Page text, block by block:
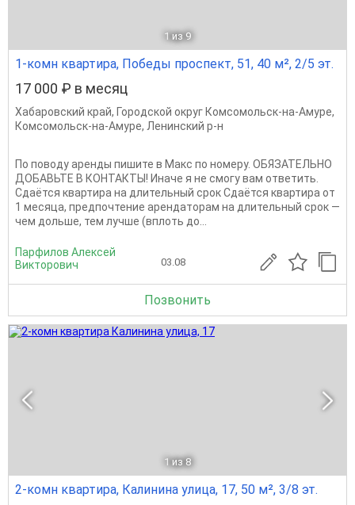
1 из 9
1-комн квартира, Победы проспект, 51, 40 м², 2/5 эт.
17 000 ₽ в месяц
Хабаровский край, Городской округ Комсомольск-на-Амуре,
Комсомольск-на-Амуре, Ленинский р-н
По поводу аренды пишите в Макс по номеру. ОБЯЗАТЕЛЬНО
ДОБАВЬТЕ В КОНТАКТЫ! Иначе я не смогу вам ответить.
Сдаётся квартира на длительный срок Сдаётся квартира от
1 месяца, предпочтение арендаторам на длительный срок —
чем дольше, тем лучше (вплоть до...
Парфилов Алексей
Викторович
03.08
Позвонить
1 из 8
2-комн квартира, Калинина улица, 17, 50 м², 3/8 эт.